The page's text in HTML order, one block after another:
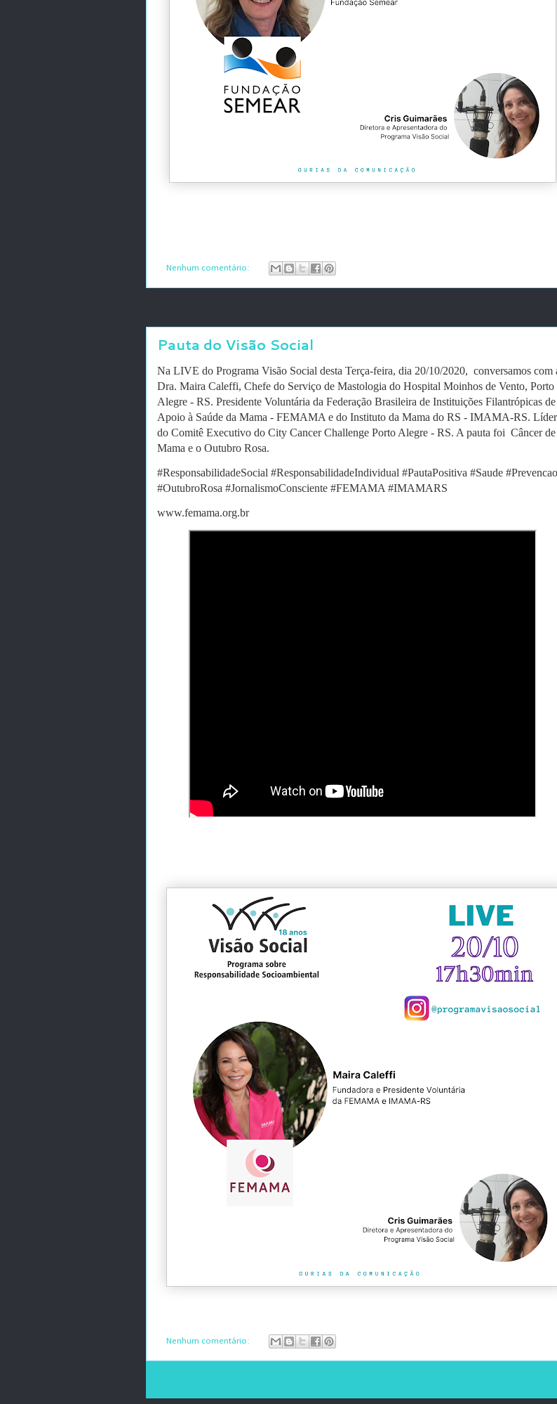
Nenhum comentário:
Pauta do Visão Social
Na LIVE do Programa Visão Social desta Terça-feira, dia 20/10/2020, conversamos com
Dra. Maira Caleffi, Chefe do Serviço de Mastologia do Hospital Moinhos de Vento, Porto
Alegre - RS. Presidente Voluntária da Federação Brasileira de Instituições Filantrópicas de
Apoio à Saúde da Mama - FEMAMA e do Instituto da Mama do RS - IMAMA-RS. Líder
do Comitê Executivo do City Cancer Challenge Porto Alegre - RS. A pauta foi Câncer de
Mama e o Outubro Rosa.
#ResponsabilidadeSocial #ResponsabilidadeIndividual #PautaPositiva #Saude #Prevencao
#OutubroRosa #JornalismoConsciente #FEMAMA #IMAMARS
www.femama.org.br
Nenhum comentário: